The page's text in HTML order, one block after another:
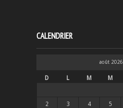
CALENDRIER
août 2026
D L M M
2 3 4 5